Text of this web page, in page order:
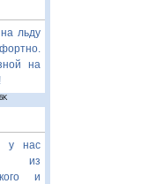
льду
на
у нас
из
и